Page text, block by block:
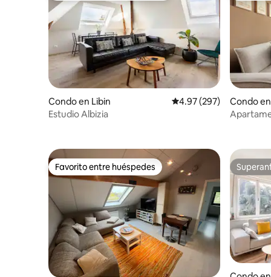
Condo en Libin Calificación promedio:
4.97 (297)
Estudio Albizia
Condo
mburgo
Favorito entre huéspedes
Favorito entre huéspedes